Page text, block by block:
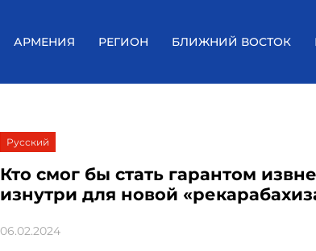
АРМЕНИЯ РЕГИОН БЛИЖНИЙ ВОСТОК
Русский
Кто смог бы стать гарантом
изнутри для новой
06.02.2024